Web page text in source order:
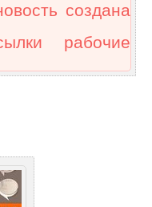
создана
рабочие